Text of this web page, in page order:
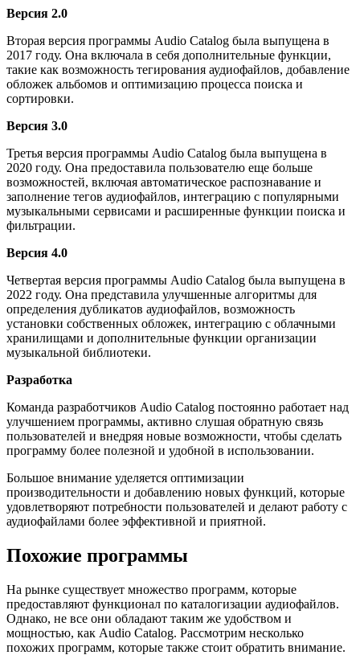
Версия 2.0
Вторая версия программы Audio Catalog была выпущена в
2017 году. Она включала в себя дополнительные функции,
такие как возможность тегирования аудиофайлов, добавление
обложек альбомов и оптимизацию процесса поиска и
сортировки.
Версия 3.0
Третья версия программы Audio Catalog была выпущена в
2020 году. Она предоставила пользователю еще больше
возможностей, включая автоматическое распознавание и
заполнение тегов аудиофайлов, интеграцию с популярными
музыкальными сервисами и расширенные функции поиска и
фильтрации.
Версия 4.0
Четвертая версия программы Audio Catalog была выпущена в
2022 году. Она представила улучшенные алгоритмы для
определения дубликатов аудиофайлов, возможность
установки собственных обложек, интеграцию с облачными
хранилищами и дополнительные функции организации
музыкальной библиотеки.
Разработка
Команда разработчиков Audio Catalog постоянно работает над
улучшением программы, активно слушая обратную связь
пользователей и внедряя новые возможности, чтобы сделать
программу более полезной и удобной в использовании.
Большое внимание уделяется оптимизации
производительности и добавлению новых функций, которые
удовлетворяют потребности пользователей и делают работу с
аудиофайлами более эффективной и приятной.
Похожие программы
На рынке существует множество программ, которые
предоставляют функционал по каталогизации аудиофайлов.
Однако, не все они обладают таким же удобством и
мощностью, как Audio Catalog. Рассмотрим несколько
похожих программ, которые также стоит обратить внимание.